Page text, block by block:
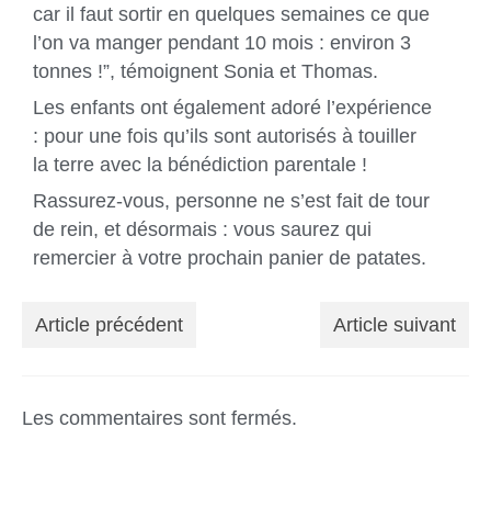
car il faut sortir en quelques semaines ce que
l’on va manger pendant 10 mois : environ 3
tonnes !”, témoignent Sonia et Thomas.
Les enfants ont également adoré l’expérience
: pour une fois qu’ils sont autorisés à touiller
la terre avec la bénédiction parentale !
Rassurez-vous, personne ne s’est fait de tour
de rein, et désormais : vous saurez qui
remercier à votre prochain panier de patates.
Article précédent Article suivant
Les commentaires sont fermés.